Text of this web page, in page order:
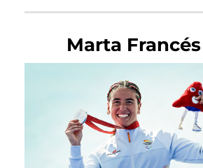
Marta Francés